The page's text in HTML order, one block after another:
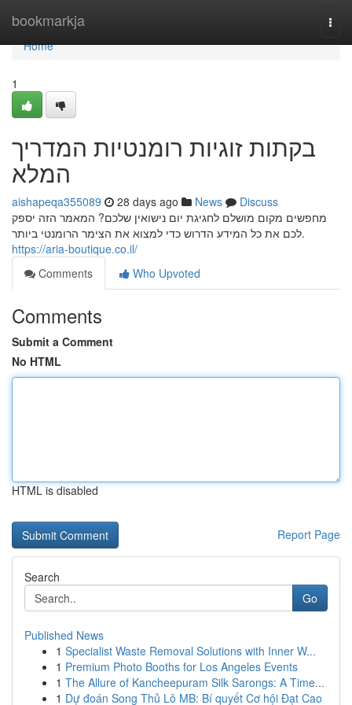
bookmarkja
Home
Home
1
בקתות זוגיות רומנטיות המדריך
המלא
aishapeqa355089 28 days ago News
Discuss
מחפשים מקום מושלם לחגיגת יום נישואין שלכם? המאמר הזה יספק
לכם את כל המידע הדרוש כדי למצוא את הצימר הרומנטי ביותר.
https://aria-boutique.co.il/
Comments
Who Upvoted
Comments
Submit a Comment
No HTML
HTML is disabled
Report Page
Search
Go
Published News
1 Specialist Waste Removal Solutions with Inner W...
1 Premium Photo Booths for Los Angeles Events
1 The Allure of Kancheepuram Silk Sarongs: A Time...
1 Dự đoán Song Thủ Lô MB: Bí quyết Cơ hội Đạt Cao